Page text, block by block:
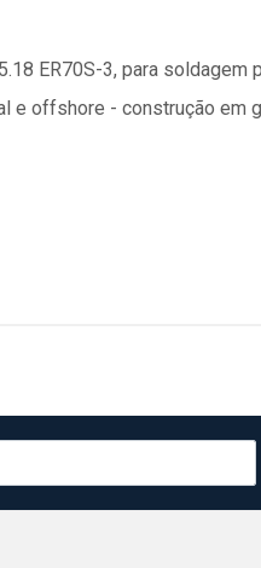
ER70S-3, para soldagem
e offshore - construção em